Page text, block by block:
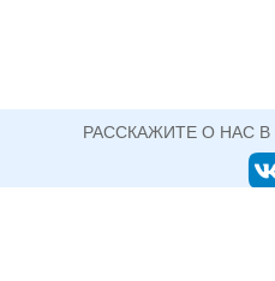
РАССКАЖИТЕ О НАС